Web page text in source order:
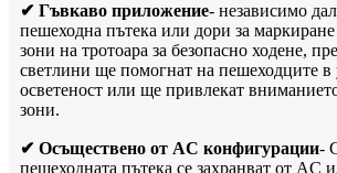
✔ Гъвкаво приложение- независимо
пешеходна пътека или дори за
зони на тротоара за безопасно ходене,
светлини ще помогнат на пешеходците в
осветеност или ще привлекат
зони.
✔ Осъществено от AC конфигурации-
пешеходната пътека се захранват от AC